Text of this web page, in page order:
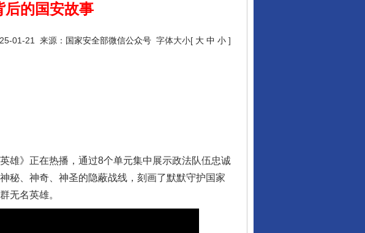
后的国安故事
01-21 来源： 国家安全部微信公众号 字体大小[ 大 中 小 ]
》正在热播，通过8个单元集中展示政法队伍忠诚
秘、神奇、神圣的隐蔽战线，刻画了默默守护国家
无名英雄。